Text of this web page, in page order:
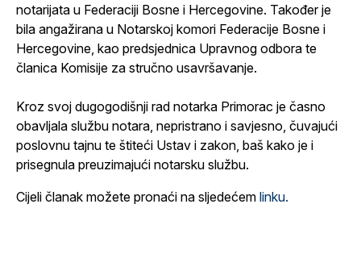
notarijata u Federaciji Bosne i Hercegovine. Također je
bila angažirana u Notarskoj komori Federacije Bosne i
Hercegovine, kao predsjednica Upravnog odbora te
članica Komisije za stručno usavršavanje.
Kroz svoj dugogodišnji rad notarka Primorac je časno
obavljala službu notara, nepristrano i savjesno, čuvajući
poslovnu tajnu te štiteći Ustav i zakon, baš kako je i
prisegnula preuzimajući notarsku službu.
Cijeli članak možete pronaći na sljedećem linku.